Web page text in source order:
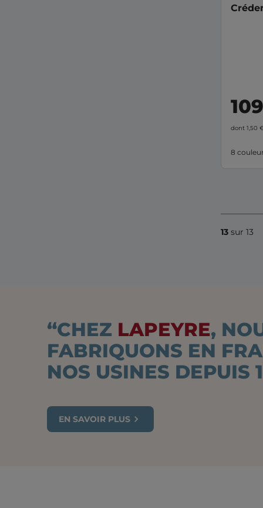
109
dont 1,50 €
8
13 sur 13
“CHEZ LAPEYRE,
FABRIQUONS EN
NOS USINES DEPUIS
EN SAVOIR PLUS